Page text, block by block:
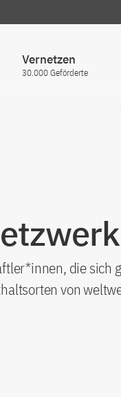
Vernetzen
30.000 Geförderte
die sich
von